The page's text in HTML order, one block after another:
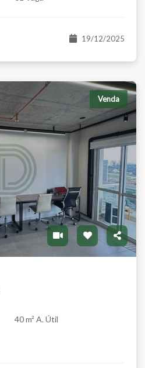
19/12/2025
Venda
40 m² A. Útil